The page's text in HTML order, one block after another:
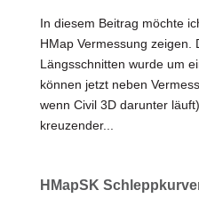
In diesem Beitrag möchte
HMap Vermessung zeigen.
Längsschnitten wurde um
können jetzt neben
wenn Civil 3D darunter
kreuzender...
HMapSK